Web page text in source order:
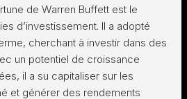
de Warren Buffett est le
d’investissement. Il a adopté
cherchant à investir dans des
un potentiel de croissance
il a su capitaliser sur les
et générer des rendements